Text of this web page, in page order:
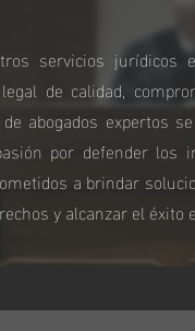
servicios jurídicos
de calidad,
abogados expertos
por defender los
a brindar
y alcanzar el éxito